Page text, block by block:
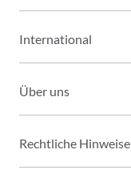
International
Über uns
Rechtliche Hinweise